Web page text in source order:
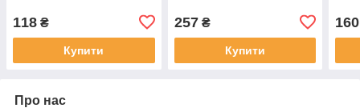
118 ₴
Купити
257₴
Купити
160
Про нас